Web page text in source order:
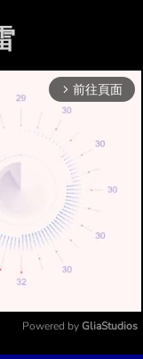
arrow_forward_ios 前往頁面
Powered by GliaStudios